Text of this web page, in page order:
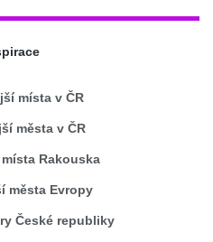
místa v ČR
města v ČR
Rakouska
města Evropy
České republiky